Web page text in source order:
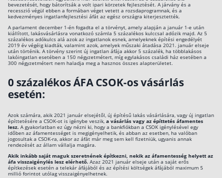
bevezetését, hogy bátorítsák a volt ipari körzetek fejlesztését. A járvány és a
recesszió végül ebben a formában véget vetett a rozsdaprogramnak, és a
kedvezményes ingatlanfejlesztési áfát az egész országra kiterjesztették.
A parlament december 1-én fogadta el a törvényt, amely alapján a január 1-e után
kiállított, lakásvásárlásra vonatkozó számla 5 százalékos kulccsal adózik majd. Az 5
százalékos adókulcs alá azok az ingatlanok esnek, amelyeknek építési engedélyét
2019 év végéig kiadták, valamint azok, amelyek műszaki átadása 2021. január elseje
után történik. A törvény szerint új ingatlan áfája akkor 5 százalék, ha többlakásos
lakóingatlan esetében a 150 négyzetmétert, míg egylakásos családi ház esetében a
300 négyzetmétert nem haladja meg a hasznos összes alapterületet.
0 százalékos ÁFA CSOK-os vásárlás
esetén:
Azok számára, akik 2021 január elsejétől, új építésű lakás vásárlására, vagy új ingatlan
építtetésére a CSOK-ot is igénybe veszik, a vásárlás vagy az építtetés áfamentes
lesz. A gyakorlatban ez úgy nézni ki, hogy a bankfiókban a CSOK igénylésével egy
időben az áfamentességet is megigényelhetik, és abban az esetben, ha valóban
jogosultak a CSOK-ra, akkor az áfát már meg sem kell fizetniük, ugyanis annak
rendezését az állam vállalja magára.
Akik inkább saját maguk szeretnének építkezni, nekik az áfamentesség helyett az
áfa visszaigénylés lesz elérhető. Azaz 2021 január elseje után a saját erős
építkezések esetén a telekár áfájából és az építési költségek áfájából maximum 5
millió forintot utólag visszaigényelhetnek.